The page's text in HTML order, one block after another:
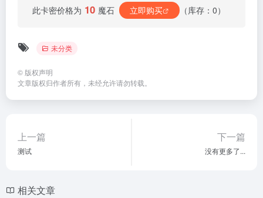
此卡密价格为 10 魔石 立即购买 （库存：0）
未分类
© 版权声明
文章版权归作者所有，未经允许请勿转载。
上一篇
测试
下一篇
没有更多了...
相关文章